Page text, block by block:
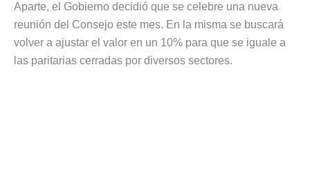
Aparte, el Gobierno decidió que se celebre una nueva
reunión del Consejo este mes. En la misma se buscará
volver a ajustar el valor en un 10% para que se iguale a
las paritarias cerradas por diversos sectores.